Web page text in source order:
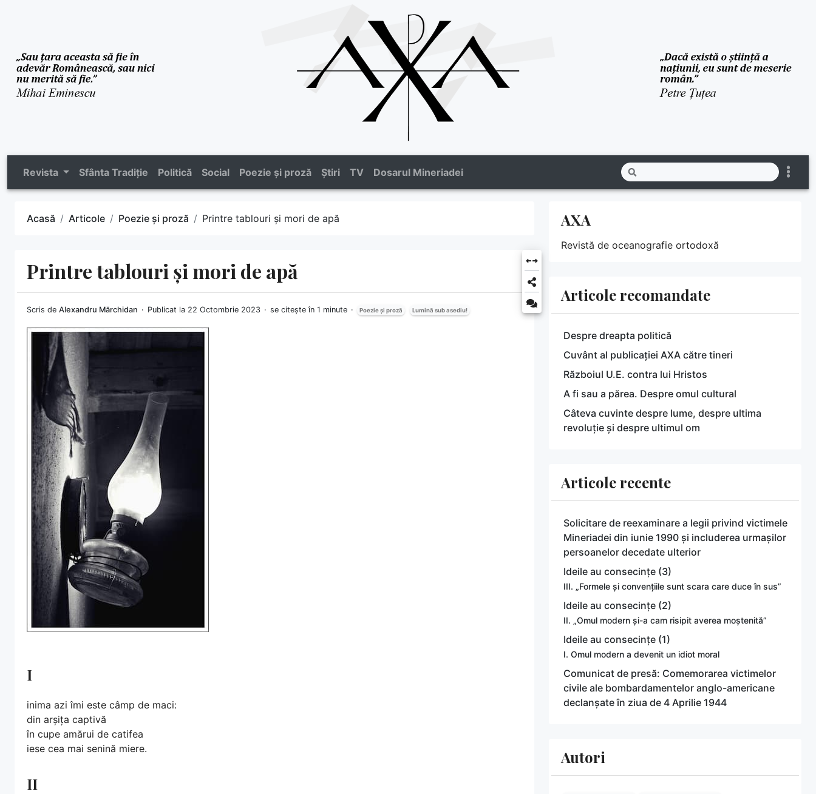
Revista Sfânta Tradiție Politică Social Poezie și proză Știri TV Dosarul Mineriadei
Acasă Articole Poezie și proză Printre tablouri și mori de apă
Printre tablouri și mori de apă
Scris de Alexandru Mărchidan Publicat la 22 Octombrie 2023 se citește în 1 minute Poezie și proză Lumină sub asediu!
I
inima azi îmi este câmp de maci:
din arșița captivă
în cupe amărui de catifea
iese cea mai senină miere.
II
AXA
Revistă de oceanografie ortodoxă
Articole recomandate
Despre dreapta politică
Cuvânt al publicației AXA către tineri
Războiul U.E. contra lui Hristos
A fi sau a părea. Despre omul cultural
Câteva cuvinte despre lume, despre ultima
revoluție și despre ultimul om
Articole recente
Solicitare de reexaminare a legii privind victimele
Mineriadei din iunie 1990 și includerea urmașilor
persoanelor decedate ulterior
Ideile au consecințe (3)
III. „Formele și convențiile sunt scara care duce în sus”
Ideile au consecințe (2)
II. „Omul modern și-a cam risipit averea moștenită”
Ideile au consecințe (1)
I. Omul modern a devenit un idiot moral
Comunicat de presă: Comemorarea victimelor
civile ale bombardamentelor anglo-americane
declanșate în ziua de 4 Aprilie 1944
Autori